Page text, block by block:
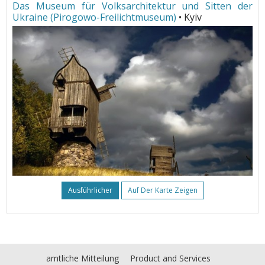
Das Museum für Volksarchitektur und Sitten der
Ukraine (Pirogowo-Freilichtmuseum) • Kyiv
Ausführlicher Auf Der Karte Zeigen
amtliche Mitteilung
Product and Services